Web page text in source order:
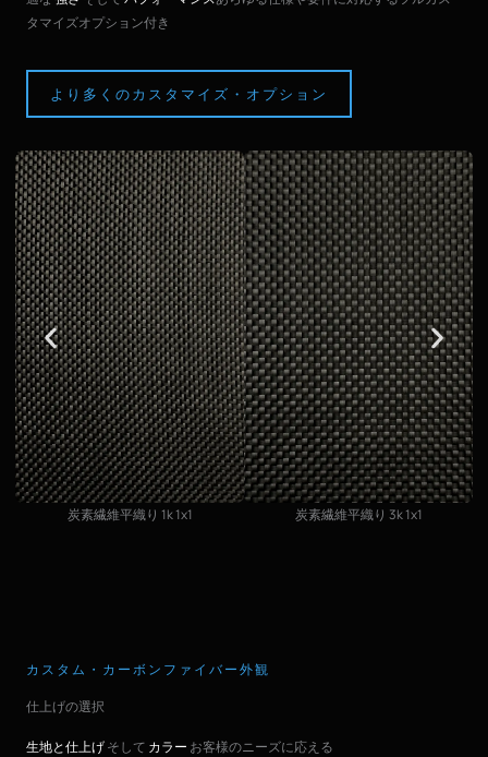
タマイズオプション付き
より多くのカスタマイズ・オプション
炭素繊維平織り 1k 1x1 炭素繊維平織り 3k 1x1
カスタム・カーボンファイバー外観
仕上げの選択
生地と仕上げそして カラー お客様のニーズに応える